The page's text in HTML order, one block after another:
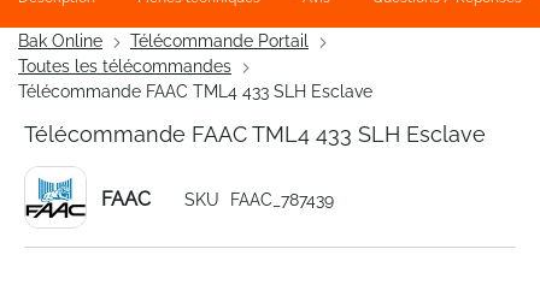
Bak Online
Télécommande Portail
Toutes les télécommandes
Télécommande FAAC TML4 433 SLH Esclave
Télécommande FAAC TML4 433 SLH Esclave
FAAC SKU FAAC_787439